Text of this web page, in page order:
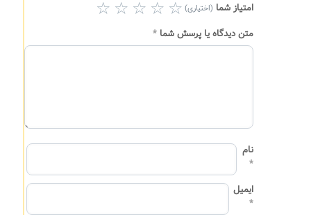
امتیاز شما (اختیاری)
متن دیدگاه یا پرسش شما *
نام
*
ایمیل
*